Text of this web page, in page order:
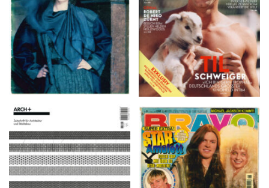
ARCH+ Nr. 226, Herbst
2016
BRAVO – Nr. 8, 13. Febr.
1997